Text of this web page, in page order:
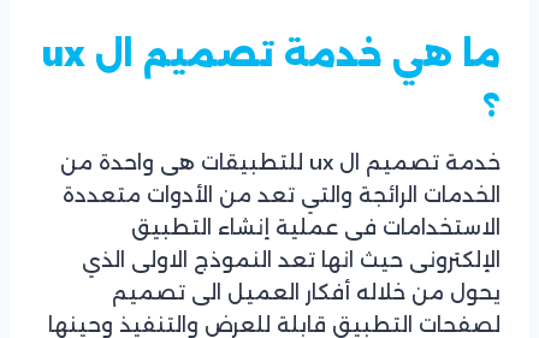
ما هي خدمة تصميم ال ux
؟
خدمة تصميم ال ux للتطبيقات هى واحدة من
الخدمات الرائجة والتي تعد من الأدوات متعددة
الاستخدامات فى عملية إنشاء التطبيق
الإلكترونى حيث انها تعد النموذج الاولى الذي
يحول من خلاله أفكار العميل الى تصميم
لصفحات التطبيق قابلة للعرض والتنفيذ وحينها